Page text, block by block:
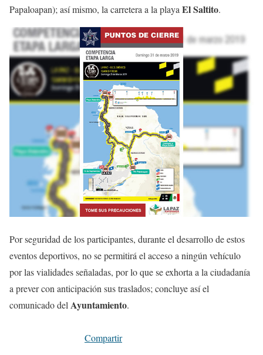
Papaloapan); así mismo, la carretera a la playaEl Saltito.
Por seguridad de los participantes, durante el desarrollo de estos
eventos deportivos, no se permitirá el acceso a ningún vehículo
por las vialidades señaladas, por lo que se exhorta a la ciudadanía
a prever con anticipación sus traslados; concluye así el
comunicado del Ayuntamiento.
Compartir